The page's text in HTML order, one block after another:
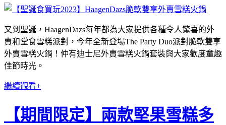
又到聖誕，HaagenDazs每年都為大家提供各種令人驚喜的外
賣和堂食雪糕派對，今年全新登場The Party Duo派對脆軟雙享
外賣雪糕火鍋！仲有迪士尼外賣雪糕火鍋套裝與大家歡度童趣
佳節時光。
繼續觀看+
【期間限定】兩款堅果雪糕多